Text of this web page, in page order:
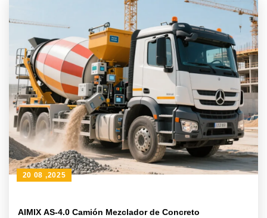
AIMIX AS-4.0 Camión Mezclador de Concreto
20 08 ,2025